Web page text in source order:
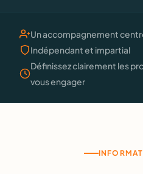
Un accompagnement
Indépendant et impartial
Définissez clairement les
vous engager